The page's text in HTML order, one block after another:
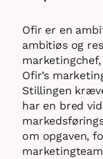
Ofir er en
ambitiøs og
Ofir’s
Stillingen
har en bred
om opgaven,